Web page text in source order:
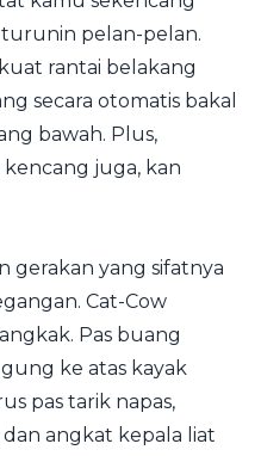
pelan-pelan.
rantai belakang
secara otomatis bakal
bawah. Plus,
juga, kan
gerakan yang sifatnya
Cat-Cow
Pas buang
ke atas kayak
pas tarik napas,
angkat kepala liat